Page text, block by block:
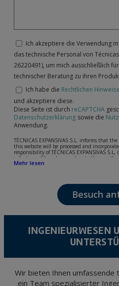
Ich akzeptiere die Verwendung
das technische Personal von Técnicas
26220491), um mich ausschließlich
technischer Beratung zu ihren
Ich habe die Rechtlichen Hinweise
und akzeptiere diese.
Diese Seite ist durch reCAPTCHA
Datenschutzerklärung sowie die
Anwendung.
TÉCNICAS EXPANSIVAS S.L. informs that
this website will be processed and
responsibility of TÉCNICAS EXPANSIVAS
collection, although, according to the specific
following: attention to your referred request,
The data in our files are strictly confidential
confidentiality and shall comply with all the
Data Protection Regulation (GDPR) 2016.
According to Data Protection legislation, you
encrypted. Should these details be sent, it is
The user may at any time exercise their
and opposition under the provisions of the
Portalada II | c/ Segador 13, 26006 | Logroño
Mehr lesen
Besuch
INGENIEURWESEN
Wir bieten Ihnen umfassende
ein Team spezialisierter